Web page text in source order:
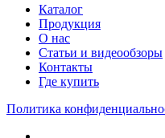
Каталог
Продукция
О нас
Статьи и видеообзоры
Контакты
Где купить
Политика